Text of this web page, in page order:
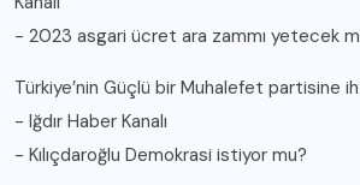
- 2023 asgari ücret ara zammı yetecek
Türkiye’nin Güçlü bir Muhalefet partisine
- Iğdır Haber Kanalı
- Kılıçdaroğlu Demokrasi istiyor mu?